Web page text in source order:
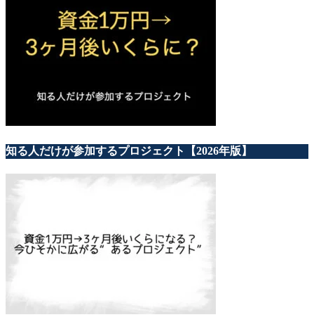
知る人だけが参加するプロジェクト【2026年版】